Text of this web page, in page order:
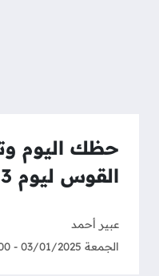
حظك اليوم
القوس ليوم 3 يناير 2025
عبير أحمد
الجمعة 03/01/2025 - 12:00 ص